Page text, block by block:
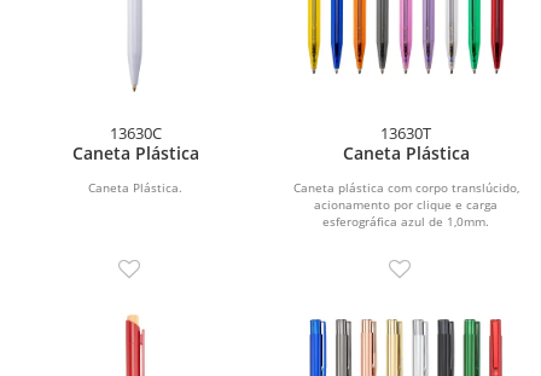
13630C
Caneta Plástica
Caneta Plástica.
13630T
Caneta Plástica
Caneta plástica com corpo translúcido,
acionamento por clique e carga
esferográfica azul de 1,0mm.